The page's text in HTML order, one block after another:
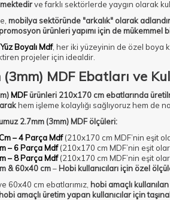
ve farklı sektörlerde yaygın olarak
mobilya sektöründe "arkalık" olarak
ürünleri yapımı için de mükemmel
Boyalı Mdf, her iki yüzeyinin de özel boya
projeler için idealdir.
(3mm) MDF Ebatları ve
MDFürünleri 210x170 cm ebatlarında
hem işleme kolaylığı sağlıyoruz hem de
2.7mm (3mm) MDF ölçüleri:
– 4 Parça Mdf(210x170 cm MDF’nin eşit
– 6 Parça Mdf (210x170 cm MDF’nin eşit
– 8 Parça Mdf (210x170 cm MDF’nin eşit
& 60x40 cm– Hobi kullanıcıları için özel
60x40 cm ebatlarımız, hobi amaçlı
hobi amaçlı üretim yapan kullanıcılar için